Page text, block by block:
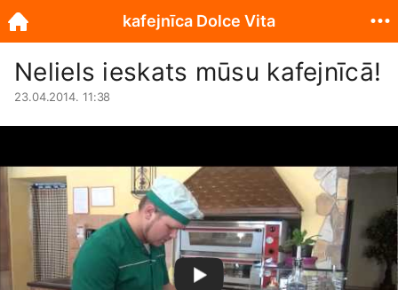
Neliels ieskats mūsu kafejnīcā!
23.04.2014. 11:38
kafejnīca Dolce Vita